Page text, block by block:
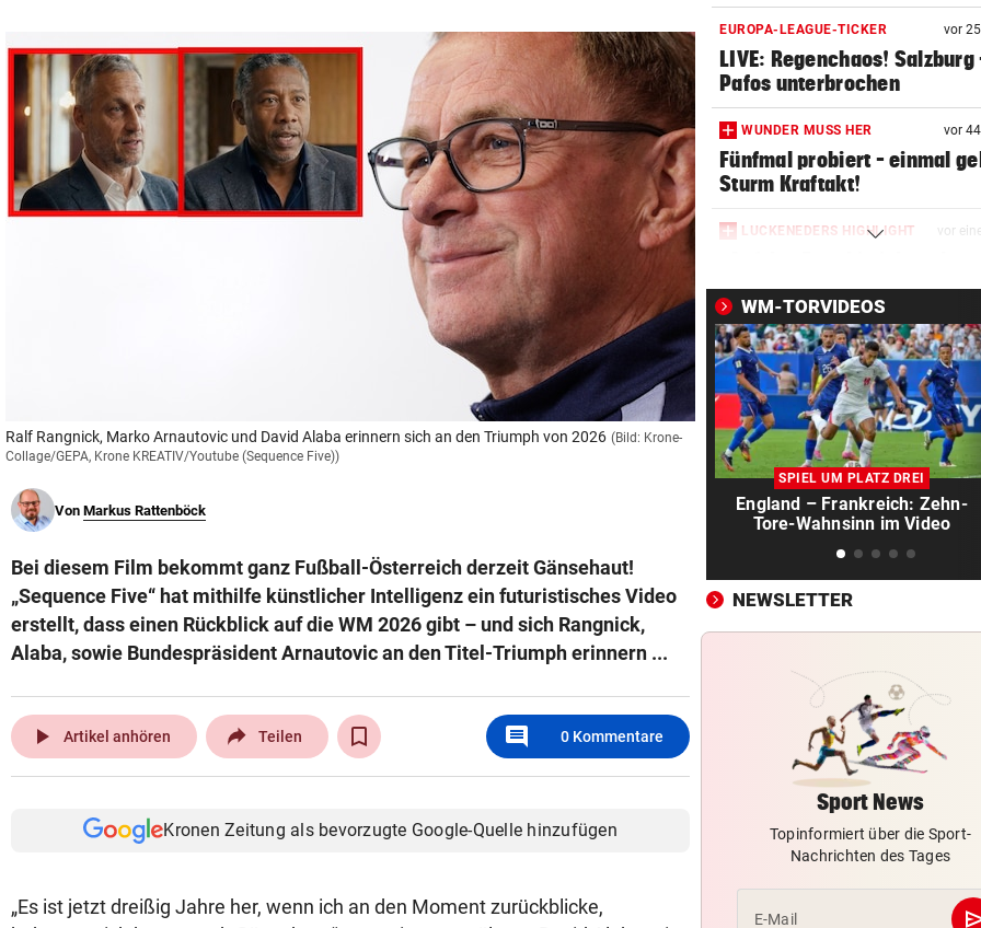
© Krone Multimedia GmbH & Co KG 2026
Muthgasse 2, 1190 Wien
Ralf Rangnick, Marko Arnautovic und David Alaba erinnern sich an den Triumph von 2026 (Bild: Krone-
Collage/GEPA, Krone KREATIV/Youtube (Sequence Five))
Von Markus Rattenböck
Bei diesem Film bekommt ganz Fußball-Österreich derzeit Gänsehaut!
„Sequence Five“ hat mithilfe künstlicher Intelligenz ein futuristisches Video
erstellt, dass einen Rückblick auf die WM 2026 gibt – und sich Rangnick,
Alaba, sowie Bundespräsident Arnautovic an den Titel-Triumph erinnern ...
play_arrow Artikel anhören Teilen comment 0 Kommentare
Kronen Zeitung als bevorzugte Google-Quelle hinzufügen
„Es ist jetzt dreißig Jahre her, wenn ich an den Moment zurückblicke,
EUROPA-LEAGUE-TICKER vor
LIVE: Regenchaos! Salzburg
Pafos unterbrochen
WUNDER MUSS HER vor
Fünfmal probiert – einmal
Sturm Kraftakt!
LUCKENEDERS HIGHLIGHT vor
die Gelbe auch“
TROTZ FIFA-RÜCKZIEHER vor
Knallhart! UEFA droht schon
wieder mit WM-Boykott
2. LIGA vor
Wacker fordert den großen
Aufstiegsfavoriten
FIFA IN DER KRITIK vor
Wie Infantino jetzt in den
Angriffsmodus schaltet
LEIPZIGS SEIWALD vor
Schwiegermütter!“
NHL-ASS HAUTNAH
Marco Kasper: „Brenne fürs
Eishockey wie mit 16!“
WM-TORVIDEOS
SPIEL UM PLATZ DREI
England – Frankreich: Zehn-
Tore-Wahnsinn im Video
NEWSLETTER
Sport News
Topinformiert über die Sport-
Nachrichten des Tages
E-Mail